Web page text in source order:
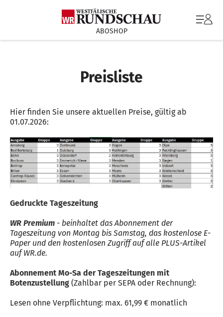
ABOSHOP
Preisliste
Hier finden Sie unsere aktuellen Preise, gültig ab
01.07.2026:
Gedruckte Tageszeitung
WR Premium - beinhaltet das Abonnement der
Tageszeitung von Montag bis Samstag, das kostenlose E-
Paper und den kostenlosen Zugriff auf alle PLUS-Artikel
auf WR.de.
Abonnement Mo-Sa der Tageszeitungen mit
Botenzustellung (Zahlbar per SEPA oder Rechnung):
Lesen ohne Verpflichtung: max. 61,99 € monatlich